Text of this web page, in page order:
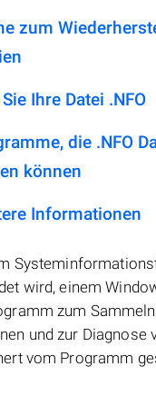
zum
Ihre Datei .NFO
die .NFO
können
Informationen
wird, einem
zum
und zur Diagnose
vom Programm